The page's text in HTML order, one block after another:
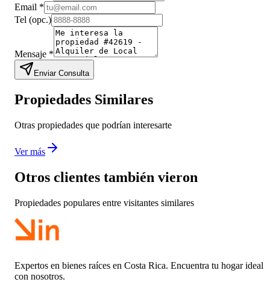
Email *
Tel (opc.)
Mensaje *
Enviar Consulta
Propiedades Similares
Otras propiedades que podrían interesarte
Ver más
Otros clientes también vieron
Propiedades populares entre visitantes similares
Expertos en bienes raíces en Costa Rica. Encuentra tu hogar ideal
con nosotros.